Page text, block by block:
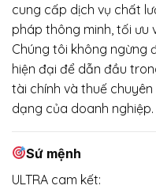
cung cấp dịch vụ chất
pháp thông minh, tối ưu
Chúng tôi không ngừng
hiện đại để dẫn đầu
tài chính và thuế
dạng của doanh nghiệp.
Sứ mệnh
ULTRA cam kết: